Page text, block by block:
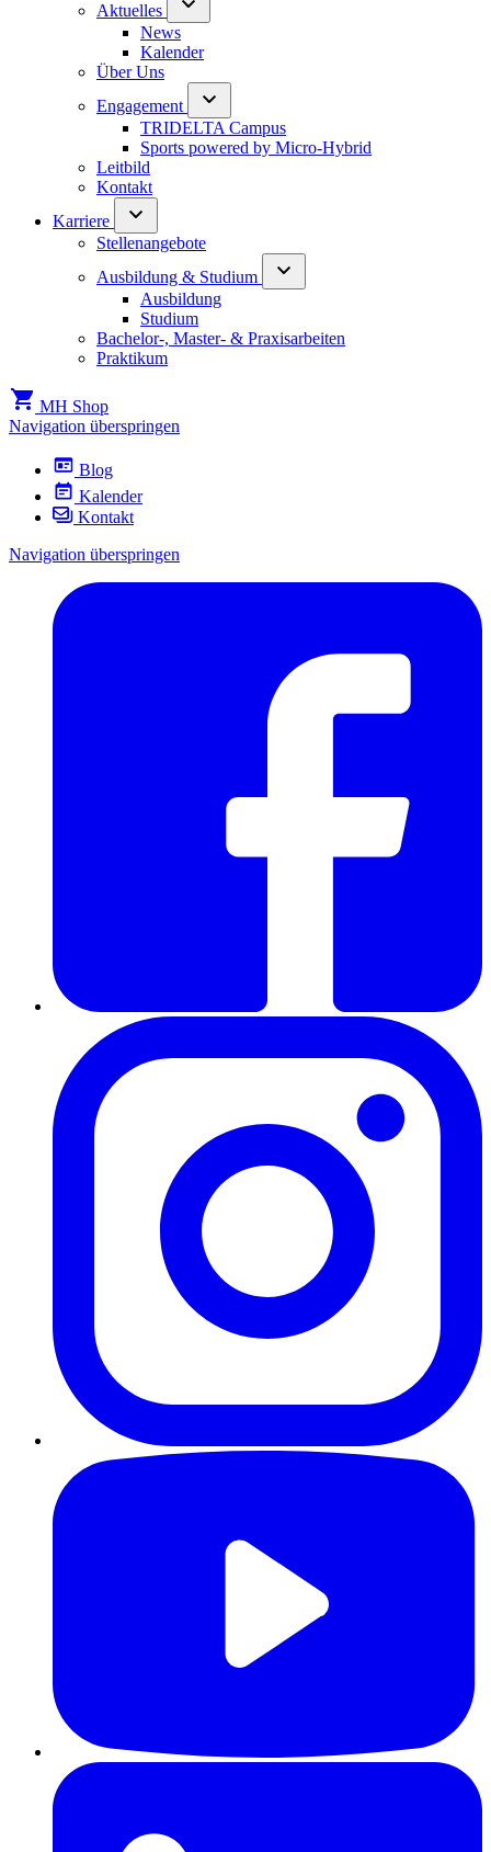
Aktuelles
News
Kalender
Über Uns
Engagement
TRIDELTA Campus
Sports powered by Micro-Hybrid
Leitbild
Kontakt
Karriere
Stellenangebote
Ausbildung & Studium
Ausbildung
Studium
Bachelor-, Master- & Praxisarbeiten
Praktikum
MH Shop
Navigation überspringen
Blog
Kalender
Kontakt
Navigation überspringen